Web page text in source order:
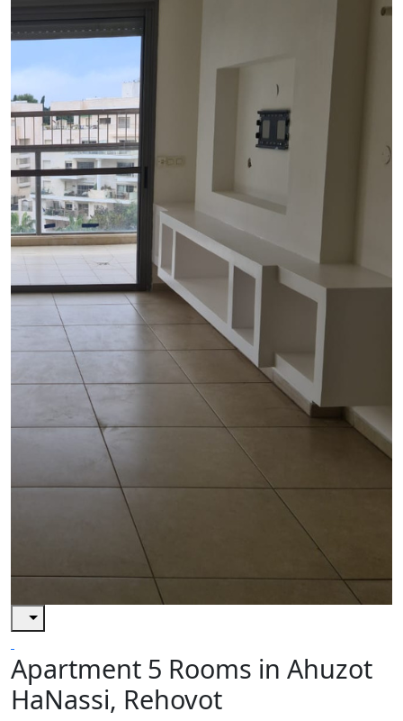
Apartment 5 Rooms in Ahuzot
HaNassi, Rehovot